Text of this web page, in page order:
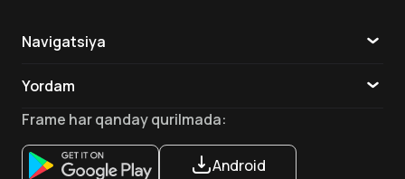
Navigatsiya
Yordam
Aloqa
Ilovalar
Frame har qanday qurilmada:
Android